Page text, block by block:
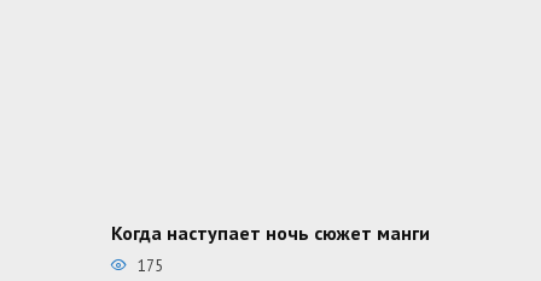
Когда наступает ночь сюжет манги
175